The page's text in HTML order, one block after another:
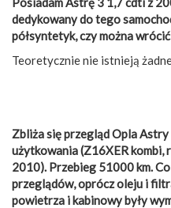
dedykowany do tego
półsyntetyk, czy można
Teoretycznie nie istnieją
Zbliża się przegląd Opla
użytkowania (Z16XER kombi,
2010). Przebieg 51000 km.
przeglądów, oprócz oleju i
powietrza i kabinowy były